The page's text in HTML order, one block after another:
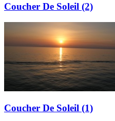
Coucher De Soleil (2)
Coucher De Soleil (1)